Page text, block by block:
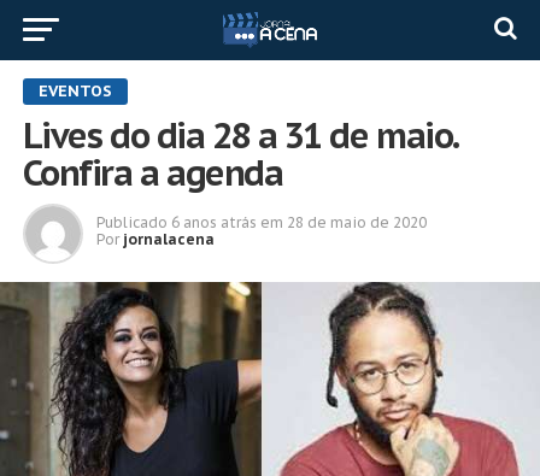
EVENTOS
Lives do dia 28 a 31 de maio.
Confira a agenda
Publicado 6 anos atrás em 28 de maio de 2020
Por jornalacena